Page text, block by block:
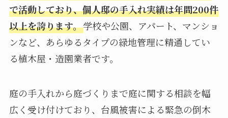
で活動しており、個人邸の手入れ実績は年間200件
以上を誇ります。学校や公園、アパート、マンショ
ンなど、あらゆるタイプの緑地管理に精通してい
る植木屋・造園業者です。
庭の手入れから庭づくりまで庭に関する相談を幅
広く受け付けており、台風被害による緊急の倒木